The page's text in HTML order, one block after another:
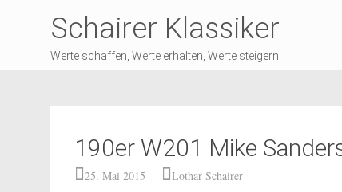
Schairer Klassiker
Werte schaffen, Werte erhalten, Werte steigern.
190er W201 Mike
25. Mai 2015 Lothar Schairer